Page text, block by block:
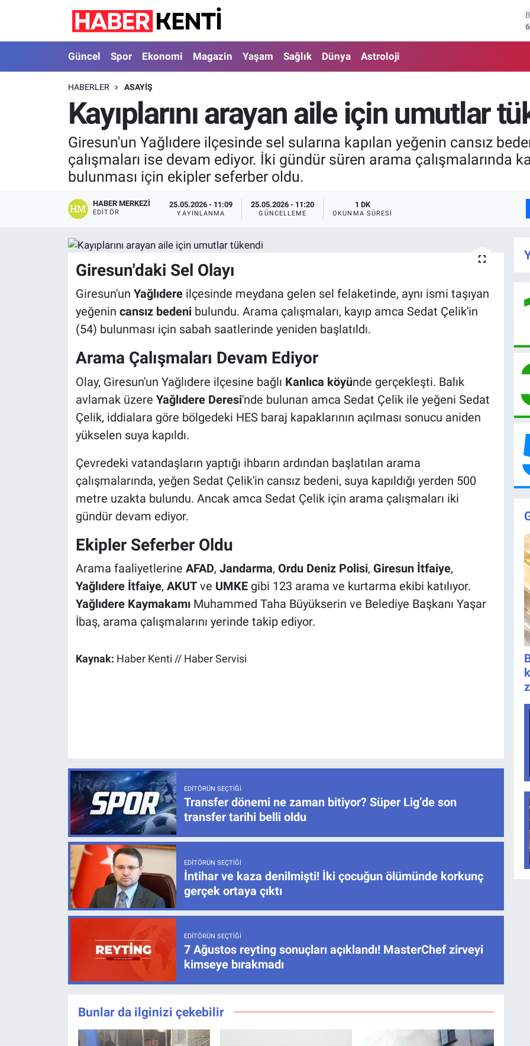
Güncel Spor Ekonomi Magazin Yaşam Sağlık Dünya Astroloji
HABERLER ASAYIŞ
Kayıplarını arayan aile için umutlar
Giresun'un Yağlıdere ilçesinde sel sularına kapılan yeğenin cansız
çalışmaları ise devam ediyor. İki gündür süren arama çalışmalarında
bulunması için ekipler seferber oldu.
HABER MERKEZI
EDITÖR
25.05.2026 - 11:09
YAYINLANMA
25.05.2026 - 11:20
GÜNCELLEME
1 DK
OKUNMA SÜRESI
Giresun'daki Sel Olayı
Giresun'un Yağlıdereilçesinde meydana gelen sel felaketinde, aynı ismi taşıyan
yeğenin cansız bedenibulundu. Arama çalışmaları, kayıp amca Sedat Çelik'in
(54) bulunması için sabah saatlerinde yeniden başlatıldı.
Arama Çalışmaları Devam Ediyor
Olay, Giresun'un Yağlıdere ilçesine bağlı Kanlıca köyünde gerçekleşti. Balık
avlamak üzere Yağlıdere Deresi'nde bulunan amca Sedat Çelik ile yeğeni Sedat
Çelik, iddialara göre bölgedeki HES baraj kapaklarının açılması sonucu aniden
yükselen suya kapıldı.
Çevredeki vatandaşların yaptığı ihbarın ardından başlatılan arama
çalışmalarında, yeğen Sedat Çelik'in cansız bedeni, suya kapıldığı yerden 500
metre uzakta bulundu. Ancak amca Sedat Çelik için arama çalışmaları iki
gündür devam ediyor.
Ekipler Seferber Oldu
Arama faaliyetlerine AFAD, Jandarma, Ordu Deniz Polisi, Giresun İtfaiye,
Yağlıdere İtfaiye, AKUTve UMKEgibi 123 arama ve kurtarma ekibi katılıyor.
Yağlıdere KaymakamıMuhammed Taha Büyükserin ve Belediye Başkanı Yaşar
İbaş, arama çalışmalarını yerinde takip ediyor.
Kaynak: Haber Kenti // Haber Servisi
EDITÖRÜN SEÇTIĞI
Transfer dönemi ne zaman bitiyor? Süper Lig’de son
transfer tarihi belli oldu
EDITÖRÜN SEÇTIĞI
İntihar ve kaza denilmişti! İki çocuğun ölümünde korkunç
gerçek ortaya çıktı
EDITÖRÜN SEÇTIĞI
7 Ağustos reyting sonuçları açıklandı! MasterChef zirveyi
kimseye bırakmadı
Bunlar da ilginizi çekebilir
Güncel
Spor
Ekonomi
Magazin
Nöbetçi Eczaneler
Hava Durumu
İstanbul Namaz Vakitleri
Trafik Durumu
Süper Lig Puan Durumu ve Fikstür
Tüm Manşetler